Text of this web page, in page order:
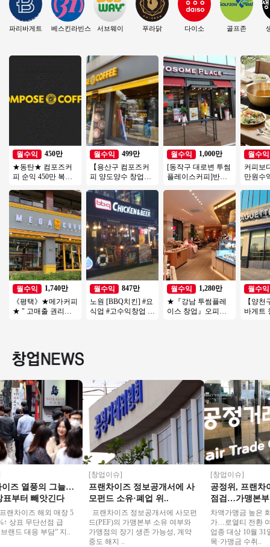
파리바게트 베스킨라빈스 서브웨이 푸라닭 다이소 골프존
월수익
450만
★동탄★ 컴포즈커
피 순익 450만 복합
보창업/여성창업/소
자본창업
월수익
1,740만
《평택》★메가커피
★ " 고매출 권리금
월수익
499만
【용산구 컴포즈커
피 양도양수 창업】
업/여성창업/커피창
업/카페창업
월수익
847만
노원 [BBQ치킨] #요
식업 #고수익창업 #
월수익
1,000만
[동작구 대로변 투썸
플레이스커피]반오
성창업/커피창업
월수익
1,280만
★『강남 투썸플레
이스 창업』오피스
월수익
커피보
만원수
도★오
익
월수익
【양천
바게트
열풍의 그늘…
터 빼앗긴다
이즈 해외 매장 5
표 무단선점 급
대응 부담” 지..
[창업이슈]
프랜차이즈 정보공개서에 사
모펀드 소유·폐업 위..
프랜차이즈 정보공개서에 사모펀
드(PEF)의 가맹본부 소유 여부와
가맹점의 장기 생존 가능성, 계약
중도 해지 ..
[창업이슈]
공정위, 프랜차이
점검…가맹본부
차액가맹금 높은 화장
가…로열티 전환 여부
업종 대상 10월 31일
목·가맹금 수취..